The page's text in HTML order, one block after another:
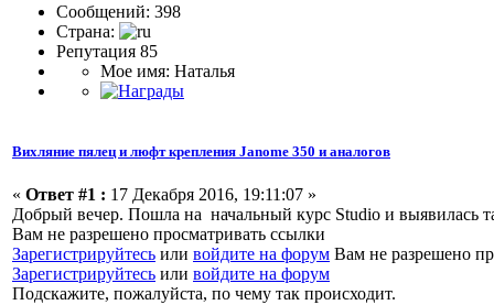
Сообщений: 398
Страна:
Репутация 85
Мое имя: Наталья
Вихляние пялец и люфт крепления Janome 350 и аналогов
« Ответ #1 : 17 Декабря 2016, 19:11:07 »
Добрый вечер. Пошла на начальный курс Studio и выявилась
Вам не разрешено просматривать ссылки
Зарегистрируйтесь или войдите на форум Вам не разрешено
Зарегистрируйтесь или войдите на форум
Подскажите, пожалуйста, по чему так происходит.